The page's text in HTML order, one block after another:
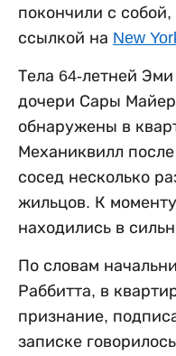
покончили с
ссылкой на New
Тела 64-летней
дочери Сары
обнаружены в
Механиквилл
сосед несколько
жильцов. К
находились в
По словам
Раббитта, в
признание,
записке